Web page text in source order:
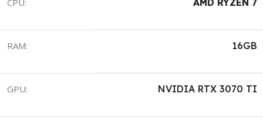
CPU: AMD RYZEN 7
RAM: 16GB
GPU: NVIDIA RTX 3070 TI